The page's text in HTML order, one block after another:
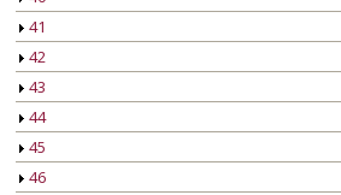
41
42
43
44
45
46